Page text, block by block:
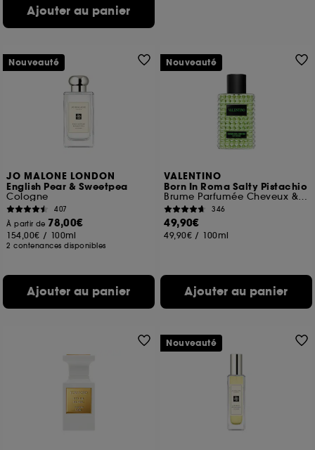
Ajouter au panier
JO MALONE LONDON
English Pear & Sweetpea
Cologne
407
À partir de 78,00€
154,00€ / 100ml
2 contenances disponibles
Ajouter au panier
Nouveauté
VALENTINO
Born In Roma Salty Pistachio
Brume Parfumée Cheveux & Corps
346
49,90€
49,90€ / 100ml
Ajouter au panier
Nouveauté
Nouveauté